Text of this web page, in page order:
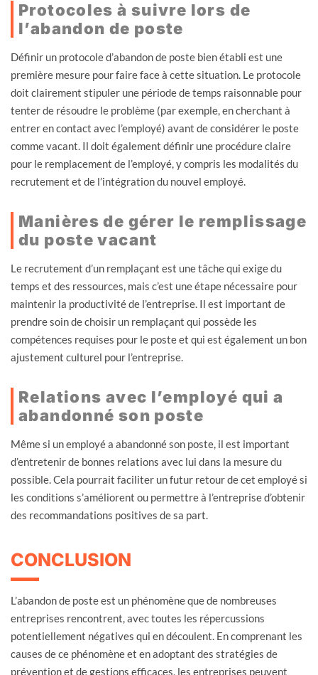
Protocoles à suivre lors de
l’abandon de poste
Définir un protocole d’abandon de poste bien établi est une
première mesure pour faire face à cette situation. Le protocole
doit clairement stipuler une période de temps raisonnable pour
tenter de résoudre le problème (par exemple, en cherchant à
entrer en contact avec l’employé) avant de considérer le poste
comme vacant. Il doit également définir une procédure claire
pour le remplacement de l’employé, y compris les modalités du
recrutement et de l’intégration du nouvel employé.
Manières de gérer le remplissage
du poste vacant
Le recrutement d’un remplaçant est une tâche qui exige du
temps et des ressources, mais c’est une étape nécessaire pour
maintenir la productivité de l’entreprise. Il est important de
prendre soin de choisir un remplaçant qui possède les
compétences requises pour le poste et qui est également un bon
ajustement culturel pour l’entreprise.
Relations avec l’employé qui a
abandonné son poste
Même si un employé a abandonné son poste, il est important
d’entretenir de bonnes relations avec lui dans la mesure du
possible. Cela pourrait faciliter un futur retour de cet employé si
les conditions s’améliorent ou permettre à l’entreprise d’obtenir
des recommandations positives de sa part.
CONCLUSION
L’abandon de poste est un phénomène que de nombreuses
entreprises rencontrent, avec toutes les répercussions
potentiellement négatives qui en découlent. En comprenant les
causes de ce phénomène et en adoptant des stratégies de
prévention et de gestions efficaces, les entreprises peuvent